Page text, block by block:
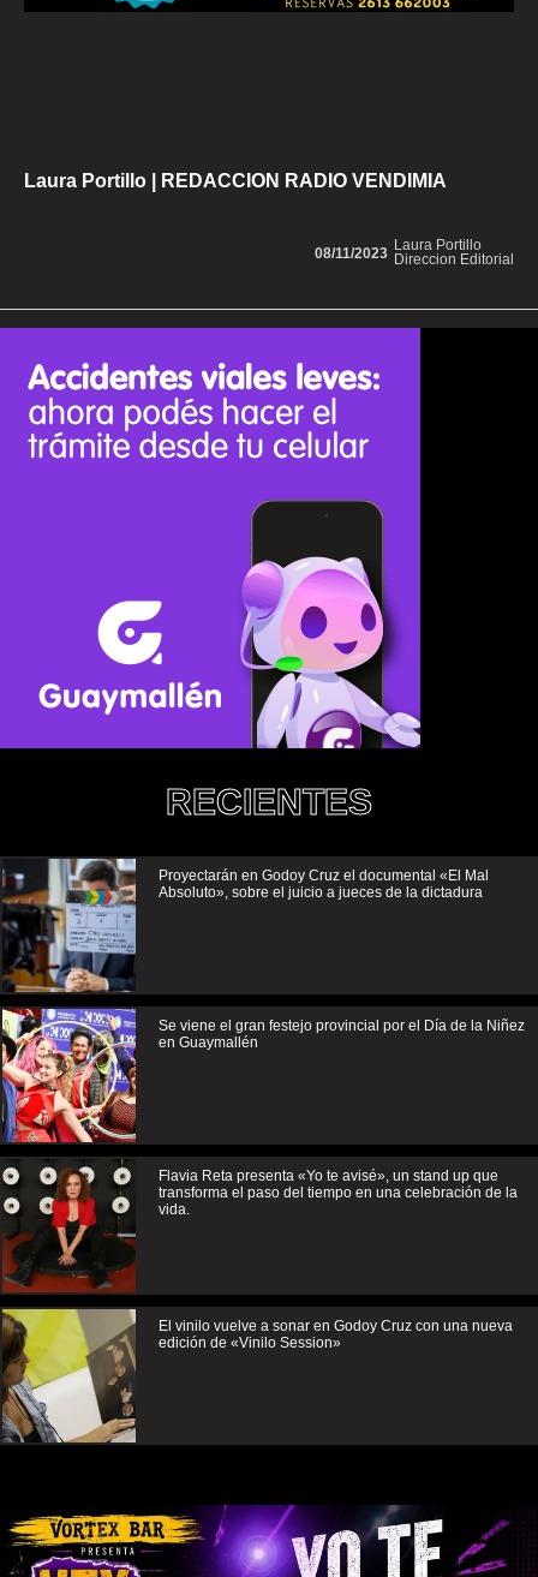
Laura Portillo | REDACCION RADIO VENDIMIA
Laura Portillo
Direccion Editorial
08/11/2023
RECIENTES
Proyectarán en Godoy Cruz el documental «El Mal
Absoluto», sobre el juicio a jueces de la dictadura
Se viene el gran festejo provincial por el Día de la Niñez
en Guaymallén
Flavia Reta presenta «Yo te avisé», un stand up que
transforma el paso del tiempo en una celebración de la
vida.
El vinilo vuelve a sonar en Godoy Cruz con una nueva
edición de «Vinilo Session»